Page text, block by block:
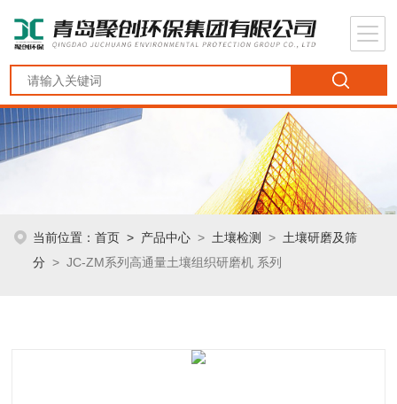
当前位置：首页 > 产品中心 > 土壤检测 > 土壤研磨及筛
分 > JC-ZM系列高通量土壤组织研磨机 系列